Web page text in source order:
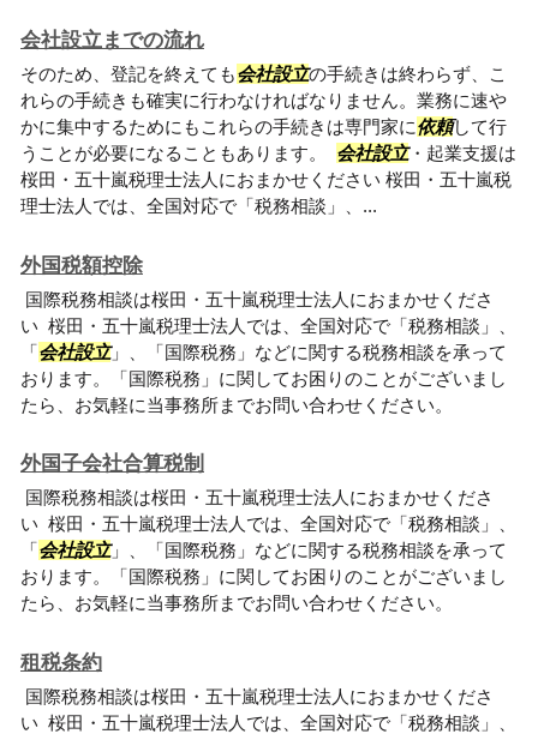
会社設立までの流れ
そのため、登記を終えても会社設立の手続きは終わらず、こ
れらの手続きも確実に行わなければなりません。業務に速や
かに集中するためにもこれらの手続きは専門家に依頼して行
うことが必要になることもあります。 会社設立・起業支援は
桜田・五十嵐税理士法人におまかせください 桜田・五十嵐税
理士法人では、全国対応で「税務相談」、...
外国税額控除
国際税務相談は桜田・五十嵐税理士法人におまかせくださ
い 桜田・五十嵐税理士法人では、全国対応で「税務相談」、
「会社設立」、「国際税務」などに関する税務相談を承って
おります。「国際税務」に関してお困りのことがございまし
たら、お気軽に当事務所までお問い合わせください。
外国子会社合算税制
国際税務相談は桜田・五十嵐税理士法人におまかせくださ
い 桜田・五十嵐税理士法人では、全国対応で「税務相談」、
「会社設立」、「国際税務」などに関する税務相談を承って
おります。「国際税務」に関してお困りのことがございまし
たら、お気軽に当事務所までお問い合わせください。
租税条約
国際税務相談は桜田・五十嵐税理士法人におまかせくださ
い 桜田・五十嵐税理士法人では、全国対応で「税務相談」、